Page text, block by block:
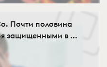
Почти половина
защищенными в ...